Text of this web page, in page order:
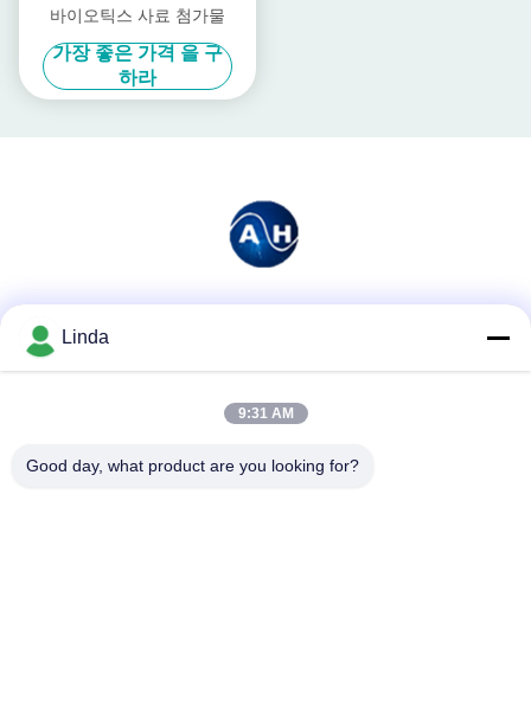
바이오틱스 사료 첨가물
가장 좋은 가격 을 구
하라
전화
Linda
9:31 AM
Good day, what product are you looking for?